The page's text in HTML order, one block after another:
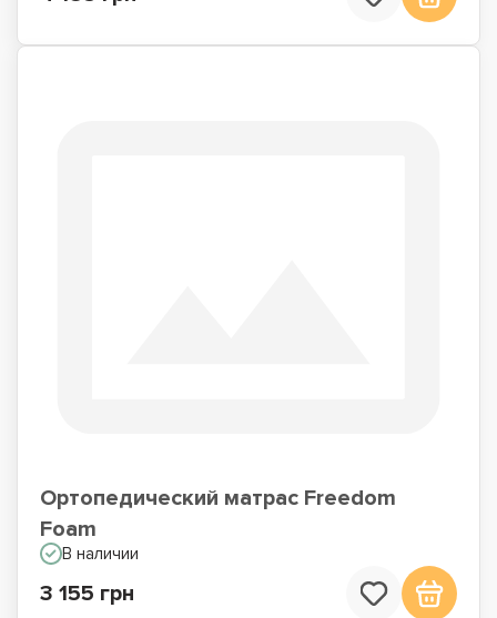
Ортопедический матрас Freedom
Foam
В наличии
3 155 грн